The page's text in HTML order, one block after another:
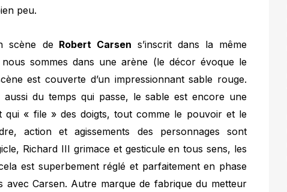
peu.
scène deRobert Carsen s’inscrit dans la même
sommes dans une arène (le décor évoque le
est couverte d’un impressionnant sable rouge.
du temps qui passe, le sable est encore une
qui « file » des doigts, tout comme le pouvoir et le
action et agissements des personnages sont
Richard III grimace et gesticule en tous sens, les
est superbement réglé et parfaitement en phase
avec Carsen. Autre marque de fabrique du metteur